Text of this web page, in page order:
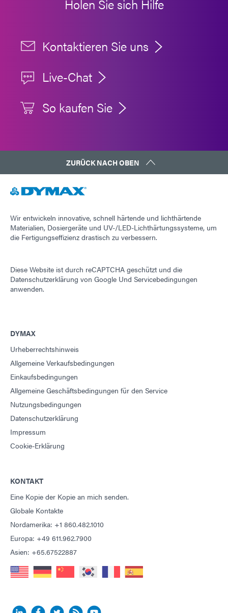
Holen Sie sich Hilfe
Kontaktieren Sie uns
Live-Chat
So kaufen Sie
ZURÜCK NACH OBEN
Wir entwickeln innovative, schnell härtende und lichthärtende
Materialien, Dosiergeräte und UV-/LED-Lichthärtungssysteme, um
die Fertigungseffizienz drastisch zu verbessern.
Diese Website ist durch reCAPTCHA geschützt und die
Datenschutzerklärung von Google Und Servicebedingungen
anwenden.
DYMAX
Urheberrechtshinweis
Allgemeine Verkaufsbedingungen
Einkaufsbedingungen
Allgemeine Geschäftsbedingungen für den Service
Nutzungsbedingungen
Datenschutzerklärung
Impressum
Cookie-Erklärung
KONTAKT
Eine Kopie der Kopie an mich senden.
Globale Kontakte
Nordamerika: +1 860.482.1010
Europa: +49 611.962.7900
Asien: +65.67522887